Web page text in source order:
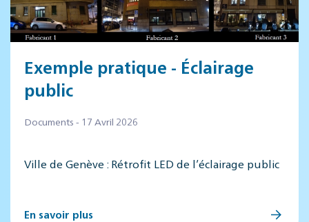
Exemple pratique - Éclairage
public
Documents - 17 Avril 2026
Ville de Genève : Rétrofit LED de l’éclairage public
En savoir plus